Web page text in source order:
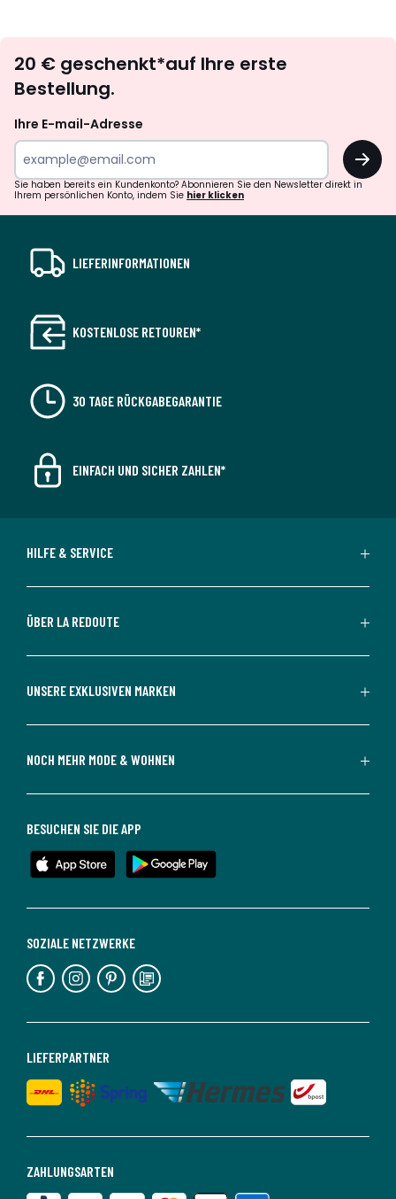
abonnieren
20 € geschenkt*auf Ihre erste
Bestellung.
Ihre E-mail-Adresse
OK
Sie haben bereits ein Kundenkonto? Abonnieren Sie den Newsletter direkt in
Ihrem persönlichen Konto, indem Sie hier klicken
LIEFERINFORMATIONEN
KOSTENLOSE RETOUREN*
30 TAGE RÜCKGABEGARANTIE
EINFACH UND SICHER ZAHLEN*
HILFE & SERVICE
ÜBER LA REDOUTE
UNSERE EXKLUSIVEN MARKEN
NOCH MEHR MODE & WOHNEN
ZAHLUNGSARTEN
LIEFERPARTNER
SOZIALE NETZWERKE
BESUCHEN SIE DIE APP